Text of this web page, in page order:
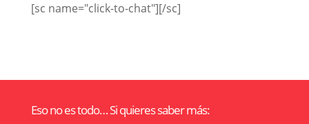
[sc name="click-to-chat"][/sc]
Eso no es todo… Si quieres saber más: